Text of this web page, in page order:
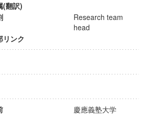
(翻訳)
Research team
head
リンク
慶應義塾大学